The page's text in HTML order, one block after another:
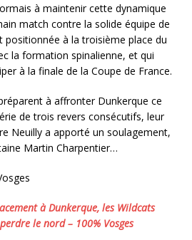
à maintenir cette dynamique
match contre la solide équipe de
positionnée à la troisième place du
la formation spinalienne, et qui
à la finale de la Coupe de France.
à affronter Dunkerque ce
de trois revers consécutifs, leur
Neuilly a apporté un soulagement,
Martin Charpentier…
à Dunkerque, les Wildcats
le nord – 100% Vosges